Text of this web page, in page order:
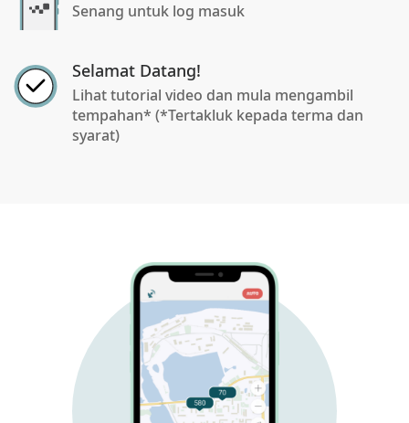
Senang untuk log masuk
Selamat Datang!
Lihat tutorial video dan mula mengambil
tempahan* (*Tertakluk kepada terma dan
syarat)